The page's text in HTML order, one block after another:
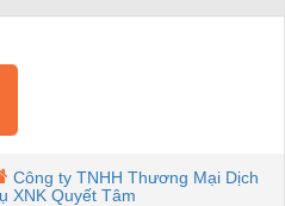
Công ty TNHH Thương Mại Dịch
XNK Quyết Tâm